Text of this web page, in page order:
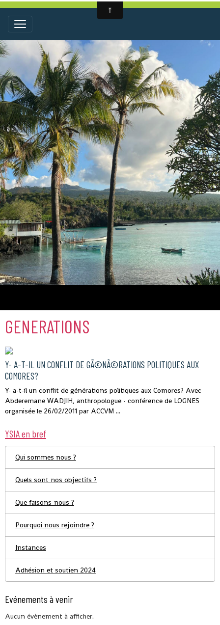
GENERATIONS
Y- A-T-IL UN CONFLIT DE GÃ©NÃ©RATIONS POLITIQUES AUX
COMORES?
Y- a-t-il un conflit de générations politiques aux Comores? Avec
Abderemane WADJIH, anthropologue - conférence de LOGNES
organisée le 26/02/2011 par ACCVM ...
YSIA en bref
Qui sommes nous ?
Quels sont nos objectifs ?
Que faisons-nous ?
Pourquoi nous rejoindre ?
Instances
Adhésion et soutien 2024
Evénements à venir
Aucun évènement à afficher.